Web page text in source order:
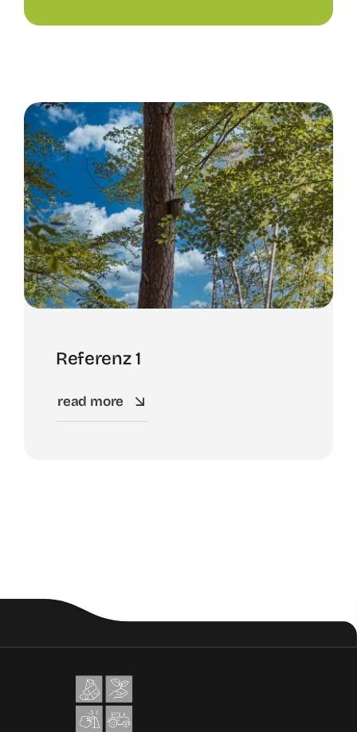
Referenz 1
read more